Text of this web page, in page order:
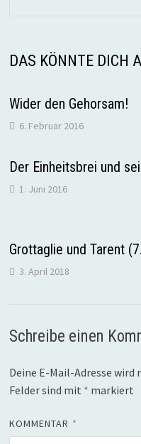
DAS KÖNNTE DICH
Wider den Gehorsam!
6. Februar 2016
Der Einheitsbrei und
1. Juni 2016
Grottaglie und Tarent
3. April 2018
Schreibe einen
Deine E-Mail-Adresse
Felder sind mit * markiert
KOMMENTAR *